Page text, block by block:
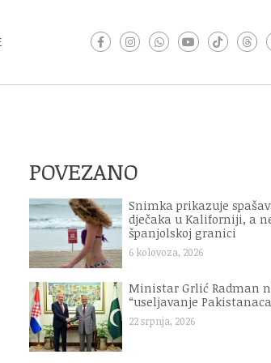
POVEZANO
Snimka prikazuje
dječaka u Kaliforniji, a
španjolskoj granici
6 kolovoza, 2026
Ministar Grlić Radman
“useljavanje
22 srpnja, 2026